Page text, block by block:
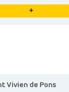
+
Vivien de Pons